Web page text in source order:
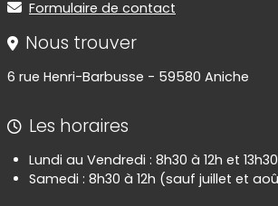
Formulaire de contact
Nous trouver
6 rue Henri-Barbusse - 59580 Aniche
Les horaires
Lundi au Vendredi : 8h30 à 12h et
Samedi : 8h30 à 12h (sauf juillet et